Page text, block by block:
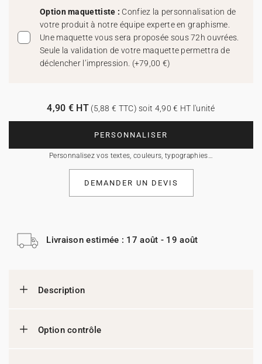
Option maquettiste : Confiez la personnalisation de
votre produit à notre équipe experte en graphisme.
Une maquette vous sera proposée sous 72h ouvrées.
Seule la validation de votre maquette permettra de
déclencher l’impression. (+79,00 €)
PERSONNALISER
Personnalisez vos textes, couleurs, typographies…
4,90 € HT(5,88 € TTC) soit 4,90 € HT l'unité
DEMANDER UN DEVIS
Livraison estimée : 17 août - 19 août
Description
Option contrôle